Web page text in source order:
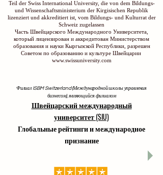
Teil der Swiss International University, die von dem Bildungs-
und Wissenschaftsministerium der Kirgisischen Republik
lizenziert und akkreditiert ist, vom Bildungs- und Kulturrat der
Schweiz zugelassen
Часть Швейцарского Международного Университета,
который лицензирован и аккредитован Министерством
образования и науки Кыргызской Республики, разрешен
Советом по образованию и культуре Швейцарии
www.swissuniversity.com
Филиал ISBM Switzerland (Международной школы управления
бизнесом), являющийся филиалом
Швейцарский международный
университет (SIU)
Глобальные рейтинги и международное
признание